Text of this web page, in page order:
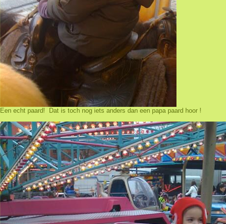
Een echt paard! Dat is toch nog iets anders dan een papa paard hoor !